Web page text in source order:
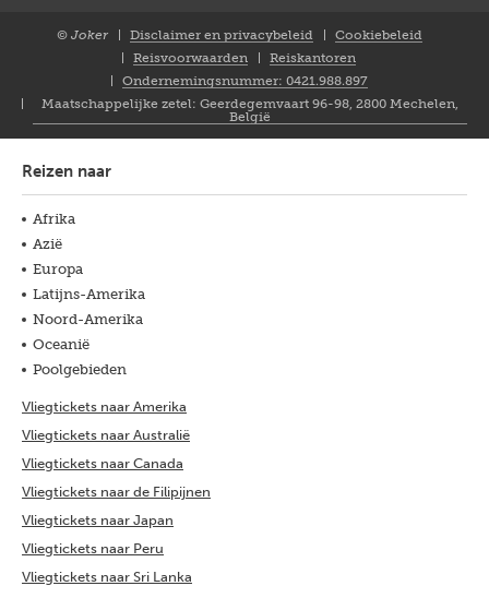
© Joker
Disclaimer en privacybeleid
Cookiebeleid
Reisvoorwaarden
Reiskantoren
Ondernemingsnummer: 0421.988.897
Maatschappelijke zetel: Geerdegemvaart 96-98, 2800 Mechelen,
België
Reizen naar
Afrika
Azië
Europa
Latijns-Amerika
Noord-Amerika
Oceanië
Poolgebieden
Vliegtickets naar Amerika
Vliegtickets naar Australië
Vliegtickets naar Canada
Vliegtickets naar de Filipijnen
Vliegtickets naar Japan
Vliegtickets naar Peru
Vliegtickets naar Sri Lanka